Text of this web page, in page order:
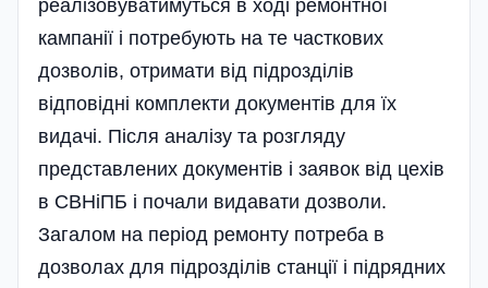
реалізовуватимуться в ході ремонтної
кампанії і потребують на те часткових
дозволів, отримати від підрозділів
відповідні комплекти документів для їх
видачі. Після аналізу та розгляду
представлених документів і заявок від цехів
в СВНіПБ і почали видавати дозволи.
Загалом на період ремонту потреба в
дозволах для підрозділів станції і підрядних